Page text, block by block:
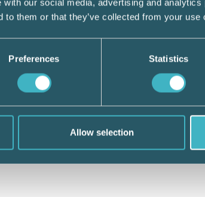
our social media, advertising and
to them or that they’ve collected from your
Preferences Statistics
Allow selection
som anlitas utifrån olika
resurser av
i avtalet vilken
av försäkringsskyddet är
kan hända om parterna blir